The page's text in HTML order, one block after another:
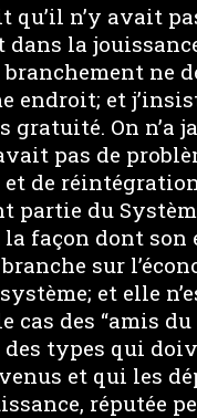
qu’il n’y avait
dans la
branchement ne
endroit; et
gratuité. On n’a
pas de
et de
partie du
la façon dont son
sur
et elle
cas des “amis
des types qui
et qui les
réputée